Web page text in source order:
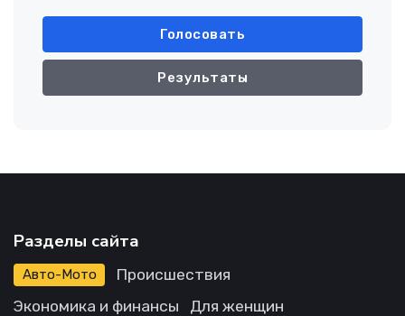
Голосовать
Результаты
Разделы сайта
Авто-Мото
Происшествия
Экономика и финансы
Для женщин